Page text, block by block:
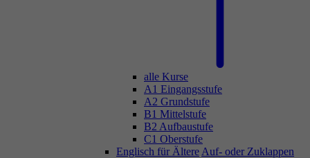
alle Kurse
A1 Eingangsstufe
A2 Grundstufe
B1 Mittelstufe
B2 Aufbaustufe
C1 Oberstufe
Englisch für Ältere Auf- oder Zuklappen